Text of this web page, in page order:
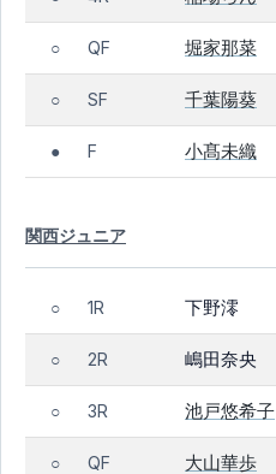
○ QF 堀家那菜
○ SF 千葉陽葵
● F 小髙未織
関西ジュニア
○ 1R 下野澪
○ 2R 嶋田奈央
○ 3R 池戸悠希子
○ QF 大山華歩